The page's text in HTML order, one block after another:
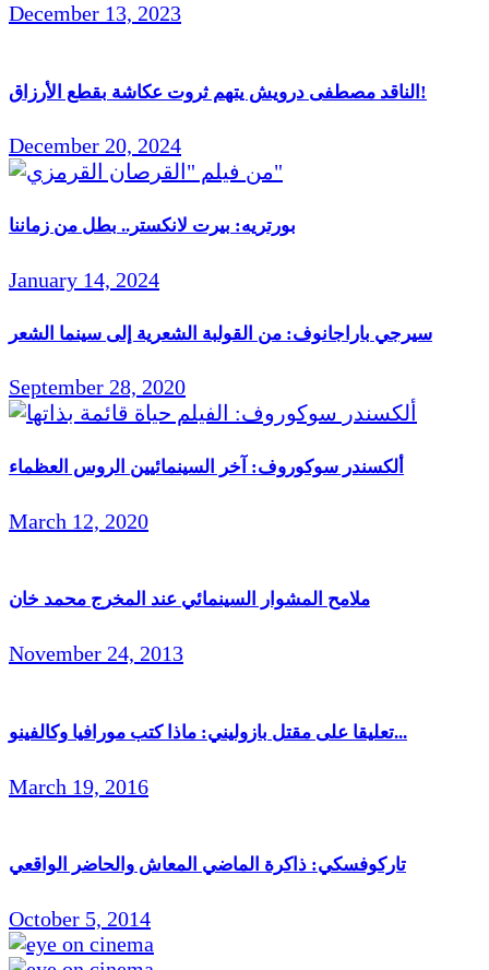
December 13, 2023
الناقد مصطفى درويش يتهم ثروت عكاشة بقطع الأرزاق!
December 20, 2024
بورتريه: بيرت لانكستر.. بطل من زماننا
January 14, 2024
سيرجي باراجانوف: من القولبة الشعرية إلى سينما الشعر
September 28, 2020
ألكسندر سوكوروف: آخر السينمائيين الروس العظماء
March 12, 2020
ملامح المشوار السينمائي عند المخرج محمد خان
November 24, 2013
تعليقا على مقتل بازوليني: ماذا كتب مورافيا وكالفينو...
March 19, 2016
تاركوفسكي: ذاكرة الماضي المعاش والحاضر الواقعي
October 5, 2014